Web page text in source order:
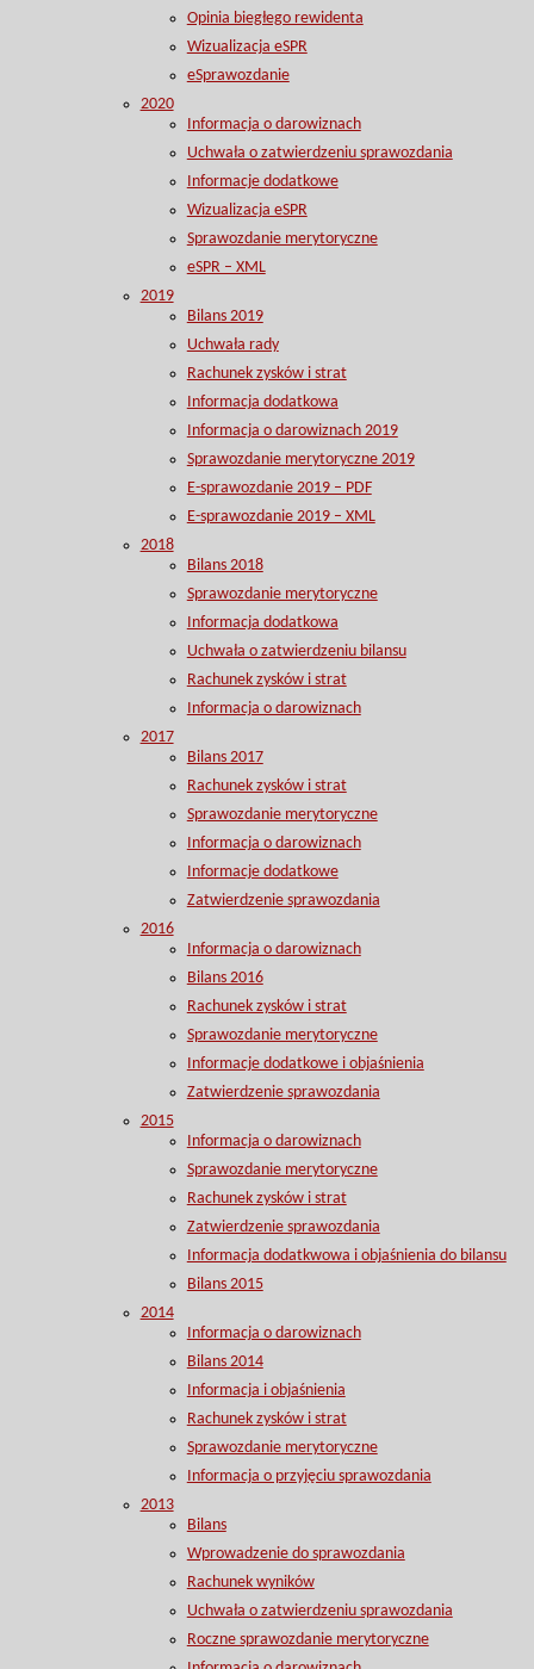
Opinia biegłego rewidenta
Wizualizacja eSPR
eSprawozdanie
2020
Informacja o darowiznach
Uchwała o zatwierdzeniu sprawozdania
Informacje dodatkowe
Wizualizacja eSPR
Sprawozdanie merytoryczne
eSPR – XML
2019
Bilans 2019
Uchwała rady
Rachunek zysków i strat
Informacja dodatkowa
Informacja o darowiznach 2019
Sprawozdanie merytoryczne 2019
E-sprawozdanie 2019 – PDF
E-sprawozdanie 2019 – XML
2018
Bilans 2018
Sprawozdanie merytoryczne
Informacja dodatkowa
Uchwała o zatwierdzeniu bilansu
Rachunek zysków i strat
Informacja o darowiznach
2017
Bilans 2017
Rachunek zysków i strat
Sprawozdanie merytoryczne
Informacja o darowiznach
Informacje dodatkowe
Zatwierdzenie sprawozdania
2016
Informacja o darowiznach
Bilans 2016
Rachunek zysków i strat
Sprawozdanie merytoryczne
Informacje dodatkowe i objaśnienia
Zatwierdzenie sprawozdania
2015
Informacja o darowiznach
Sprawozdanie merytoryczne
Rachunek zysków i strat
Zatwierdzenie sprawozdania
Informacja dodatkwowa i objaśnienia do bilansu
Bilans 2015
2014
Informacja o darowiznach
Bilans 2014
Informacja i objaśnienia
Rachunek zysków i strat
Sprawozdanie merytoryczne
Informacja o przyjęciu sprawozdania
2013
Bilans
Wprowadzenie do sprawozdania
Rachunek wyników
Uchwała o zatwierdzeniu sprawozdania
Roczne sprawozdanie merytoryczne